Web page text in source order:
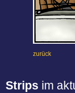
zurück
Strips im